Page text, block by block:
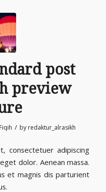
post
preview
Fiqih / by redaktur_alrasikh
consectetuer adipiscing
dolor. Aenean massa.
et magnis dis parturient